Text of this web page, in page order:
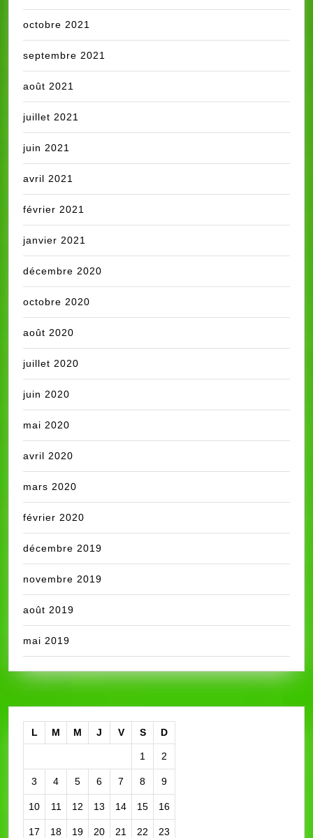
octobre 2021
septembre 2021
août 2021
juillet 2021
juin 2021
avril 2021
février 2021
janvier 2021
décembre 2020
octobre 2020
août 2020
juillet 2020
juin 2020
mai 2020
avril 2020
mars 2020
février 2020
décembre 2019
novembre 2019
août 2019
mai 2019
L M M J V S D
1 2
3 4 5 6 7 8 9
10 11 12 13 14 15 16
17 18 19 20 21 22 23